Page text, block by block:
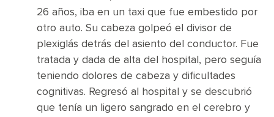
26 años, iba en un taxi que fue embestido por
otro auto. Su cabeza golpeó el divisor de
plexiglás detrás del asiento del conductor. Fue
tratada y dada de alta del hospital, pero seguía
teniendo dolores de cabeza y dificultades
cognitivas. Regresó al hospital y se descubrió
que tenía un ligero sangrado en el cerebro y